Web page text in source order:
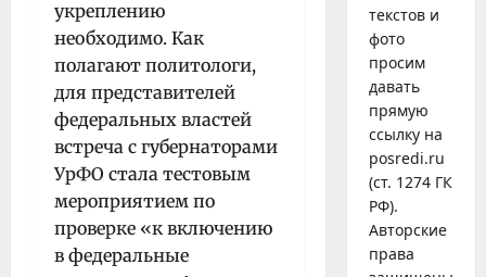
укреплению
необходимо. Как
полагают политологи,
для представителей
федеральных властей
встреча с губернаторами
УрФО стала тестовым
мероприятием по
проверке «к включению
в федеральные
текстов и
фото
просим
давать
прямую
ссылку на
posredi.ru
(ст. 1274 ГК
РФ).
Авторские
права